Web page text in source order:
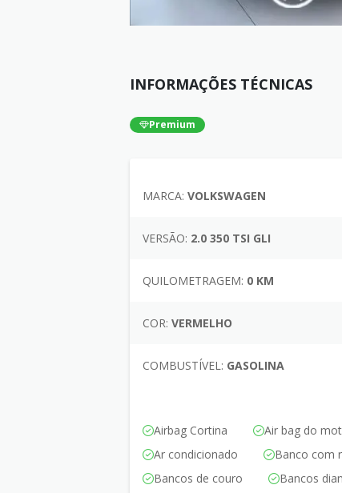
INFORMAÇÕES TÉCNICAS
Premium
MARCA: VOLKSWAGEN
VERSÃO: 2.0 350 TSI GLI
QUILOMETRAGEM: 0 KM
COR: VERMELHO
COMBUSTÍVEL: GASOLINA
Airbag Cortina Air bag do
Ar condicionado
Banco com
Bancos de couro
Bancos